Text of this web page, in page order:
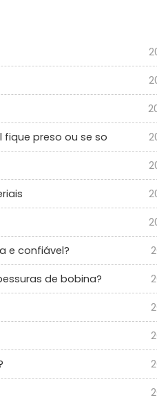
preso ou se so
e confiável?
de bobina?